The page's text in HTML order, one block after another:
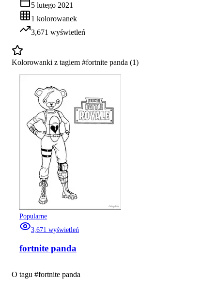
5 lutego 2021
1 kolorowanek
3,671 wyświetleń
Kolorowanki z tagiem #fortnite panda (1)
Popularne
3,671 wyświetleń
fortnite panda
O tagu #fortnite panda